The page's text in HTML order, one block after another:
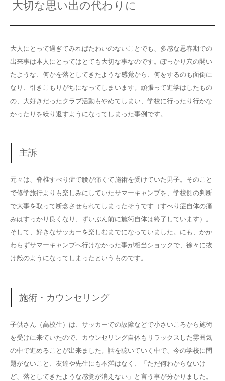
大切な思い出の代わりに
大人にとって過ぎてみればたわいのないことでも、多感な思春期での
出来事は本人にとってはとても大切な事なのです。ぽっかり穴の開い
たような、何かを落としてきたような感覚から、何をするのも面倒に
なり、引きこもりがちになってしまいます。頑張って進学はしたもの
の、大好きだったクラブ活動もやめてしまい、学校に行ったり行かな
かったりを繰り返すようになってしまった事例です。
主訴
元々は、脊椎すべり症で腰が痛くて施術を受けていた男子。そのこと
で修学旅行よりも楽しみにしていたサマーキャンプを、学校側の判断
で大事を取って断念させられてしまったそうです（すべり症自体の痛
みはすっかり良くなり、ずいぶん前に施術自体は終了しています）。
そして、好きなサッカーを楽しむまでになっていました。にも、かか
わらずサマーキャンプへ行けなかった事が相当ショックで、徐々に抜
け殻のようになってしまったというものです。
施術・カウンセリング
子供さん（高校生）は、サッカーでの故障などで小さいころから施術
を受けに来ていたので、カウンセリング自体もリラックスした雰囲気
の中で進めることが出来ました。話を聴いていく中で、今の学校に問
題がないこと、友達や先生にも不満はなく、「ただ何わからないけ
ど、落としてきたような感覚が消えない」と言う事が分かりました。